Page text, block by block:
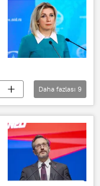
Daha fazlası 9